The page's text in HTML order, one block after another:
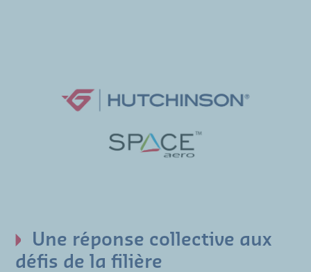
Une réponse collective aux
défis de la filière